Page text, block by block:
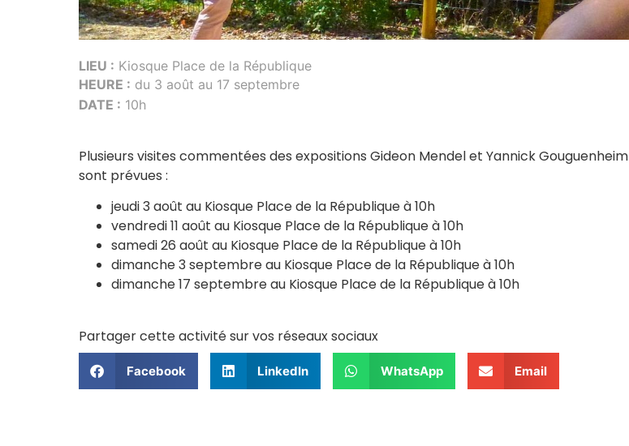
LIEU : Kiosque Place de la République
HEURE : du 3 août au 17 septembre
DATE : 10h
Plusieurs visites commentées des expositions Gideon Mendel et Yannick Gouguenheim
sont prévues :
jeudi 3 août au Kiosque Place de la République à 10h
vendredi 11 août au Kiosque Place de la République à 10h
samedi 26 août au Kiosque Place de la République à 10h
dimanche 3 septembre au Kiosque Place de la République à 10h
dimanche 17 septembre au Kiosque Place de la République à 10h
Partager cette activité sur vos réseaux sociaux
Facebook LinkedIn WhatsApp Email